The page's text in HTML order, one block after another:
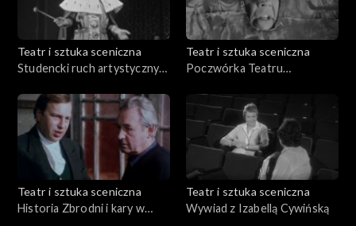
Teatr i sztuka sceniczna
Studencki ruch artystyczny
Teatr i sztuka sceniczna
Poczwórka Teatru
Teatr i sztuka sceniczna
Historia Zbrodni i kary w
Teatr i sztuka sceniczna
Wywiad z Izabellą Cywińską